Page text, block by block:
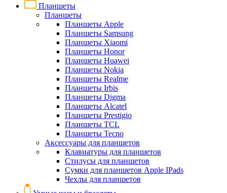
Планшеты
Планшеты
Планшеты Apple
Планшеты Samsung
Планшеты Xiaomi
Планшеты Honor
Планшеты Huawei
Планшеты Nokia
Планшеты Realme
Планшеты Irbis
Планшеты Digma
Планшеты Alcatel
Планшеты Prestigio
Планшеты TCL
Планшеты Tecno
Аксессуары для планшетов
Клавиатуры для планшетов
Стилусы для планшетов
Сумки для планшетов Apple IPads
Чехлы для планшетов